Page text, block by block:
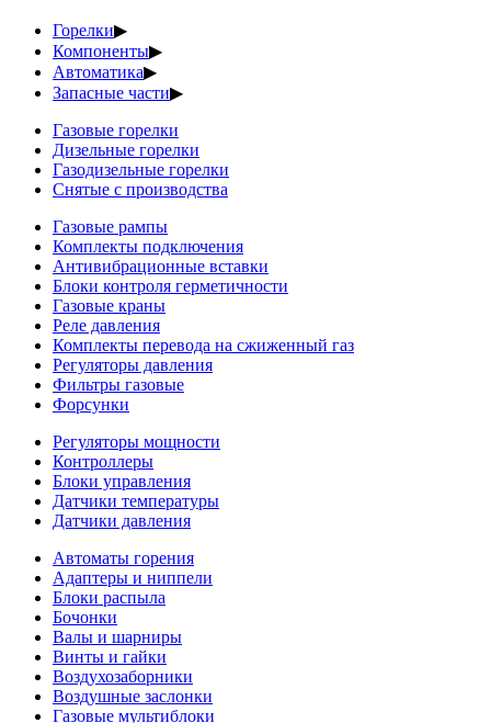
Горелки▶
Компоненты▶
Автоматика▶
Запасные части▶
Газовые горелки
Дизельные горелки
Газодизельные горелки
Снятые с производства
Газовые рампы
Комплекты подключения
Антивибрационные вставки
Блоки контроля герметичности
Газовые краны
Реле давления
Комплекты перевода на сжиженный газ
Регуляторы давления
Фильтры газовые
Форсунки
Регуляторы мощности
Контроллеры
Блоки управления
Датчики температуры
Датчики давления
Автоматы горения
Адаптеры и ниппели
Блоки распыла
Бочонки
Валы и шарниры
Винты и гайки
Воздухозаборники
Воздушные заслонки
Газовые мультиблоки